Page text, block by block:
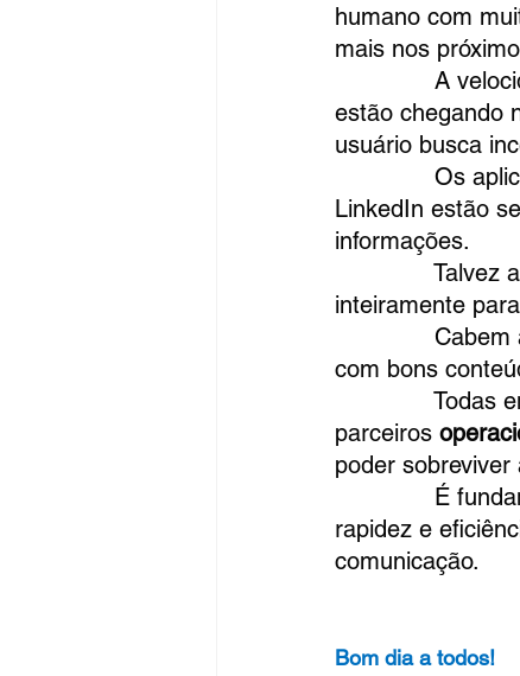
humano com
mais nos
A velocidade
estão chegando
usuário busca
Os
LinkedIn estão
informações.
Talvez
inteiramente
Cabem aos
com bons
Todas
parceiros
poder
É
rapidez e
comunicação.
Bom dia a todos!